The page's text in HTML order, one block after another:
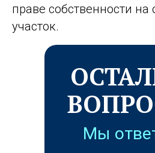
праве собственности
участок.
Мы